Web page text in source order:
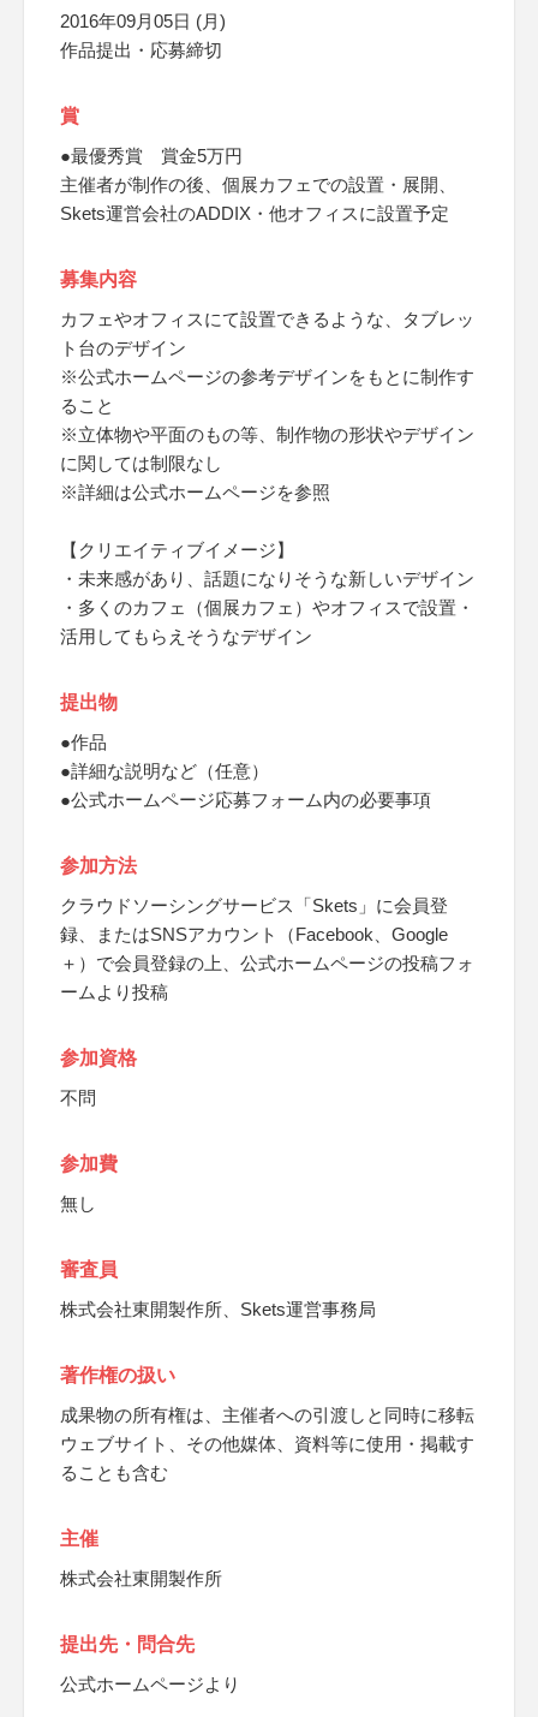
2016年09月05日 (月)
作品提出・応募締切
賞
●最優秀賞 賞金5万円
主催者が制作の後、個展カフェでの設置・展開、
Skets運営会社のADDIX・他オフィスに設置予定
募集内容
カフェやオフィスにて設置できるような、タブレッ
ト台のデザイン
※公式ホームページの参考デザインをもとに制作す
ること
※立体物や平面のもの等、制作物の形状やデザイン
に関しては制限なし
※詳細は公式ホームページを参照
【クリエイティブイメージ】
・未来感があり、話題になりそうな新しいデザイン
・多くのカフェ（個展カフェ）やオフィスで設置・
活用してもらえそうなデザイン
提出物
●作品
●詳細な説明など（任意）
●公式ホームページ応募フォーム内の必要事項
参加方法
クラウドソーシングサービス「Skets」に会員登
録、またはSNSアカウント（Facebook、Google
＋）で会員登録の上、公式ホームページの投稿フォ
ームより投稿
参加資格
不問
参加費
無し
審査員
株式会社東開製作所、Skets運営事務局
著作権の扱い
成果物の所有権は、主催者への引渡しと同時に移転
ウェブサイト、その他媒体、資料等に使用・掲載す
ることも含む
主催
株式会社東開製作所
提出先・問合先
公式ホームページより